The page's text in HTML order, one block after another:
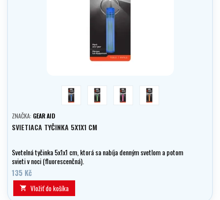
modrá zelená ružová oranžová
ZNAČKA: GEAR AID
SVIETIACA TYČINKA 5X1X1 CM
Svetelná tyčinka 5x1x1 cm, ktorá sa nabíja denným svetlom a potom
svieti v noci (fluorescenčná).
135 Kč
 Vložiť do košíka